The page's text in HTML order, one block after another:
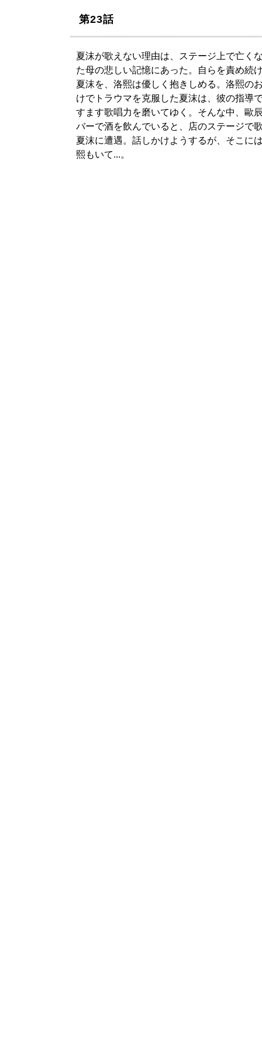
第23話
夏沫が歌えない理由は、ステージ上で亡く
た母の悲しい記憶にあった。自らを責め続
夏沫を、洛熙は優しく抱きしめる。洛熙の
けでトラウマを克服した夏沫は、彼の指導
すます歌唱力を磨いてゆく。そんな中、歐
バーで酒を飲んでいると、店のステージで
夏沫に遭遇。話しかけようするが、そこに
熙もいて...。